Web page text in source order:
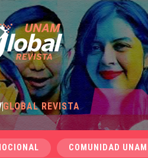
GLOBAL REVISTA
COMUNIDAD UNAM